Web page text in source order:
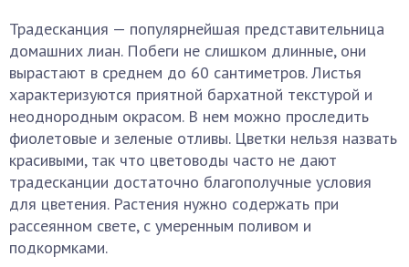
Традесканция — популярнейшая представительница
домашних лиан. Побеги не слишком длинные, они
вырастают в среднем до 60 сантиметров. Листья
характеризуются приятной бархатной текстурой и
неоднородным окрасом. В нем можно проследить
фиолетовые и зеленые отливы. Цветки нельзя назвать
красивыми, так что цветоводы часто не дают
традесканции достаточно благополучные условия
для цветения. Растения нужно содержать при
рассеянном свете, с умеренным поливом и
подкормками.